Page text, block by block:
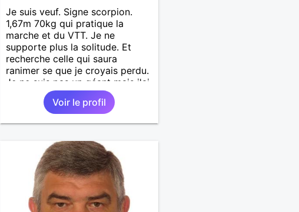
Je suis veuf. Signe scorpion.
1,67m 70kg qui pratique la
marche et du VTT. Je ne
supporte plus la solitude. Et
recherche celle qui saura
ranimer se que je croyais perdu.
Je ne suis pas un géant mais j'ai
un gros coeur. Je supporte pas
le mensonge l'hypocrisie. J'aime
la franchise et l'honnêteté. Les
contacter moi.
Voir le profil